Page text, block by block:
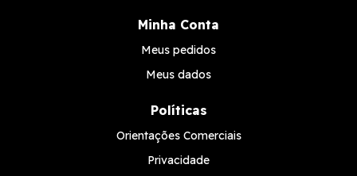
Minha Conta
Meus pedidos
Meus dados
Políticas
Orientações Comerciais
Privacidade